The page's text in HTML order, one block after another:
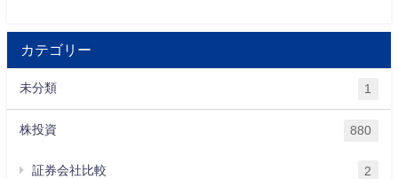
カテゴリー
未分類 1
株投資 880
証券会社比較 2